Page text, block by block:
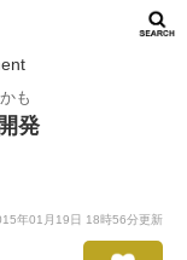
も
発
年01月19日 18時56分更新